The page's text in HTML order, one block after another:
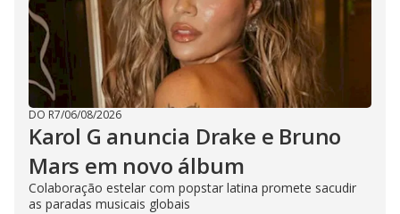
DO R7/06/08/2026
Karol G anuncia Drake e Bruno
Mars em novo álbum
Colaboração estelar com popstar latina promete sacudir
as paradas musicais globais